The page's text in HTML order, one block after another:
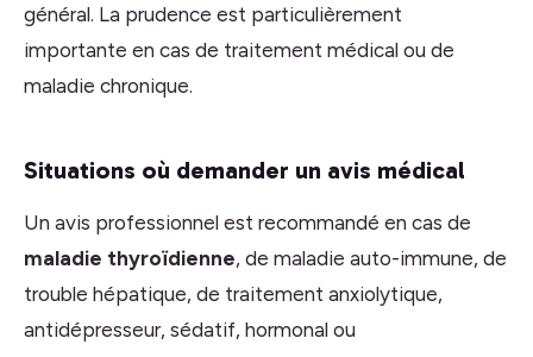
général. La prudence est particulièrement
importante en cas de traitement médical ou de
maladie chronique.
Situations où demander un avis médical
Un avis professionnel est recommandé en cas de
maladie thyroïdienne, de maladie auto-immune, de
trouble hépatique, de traitement anxiolytique,
antidépresseur, sédatif, hormonal ou